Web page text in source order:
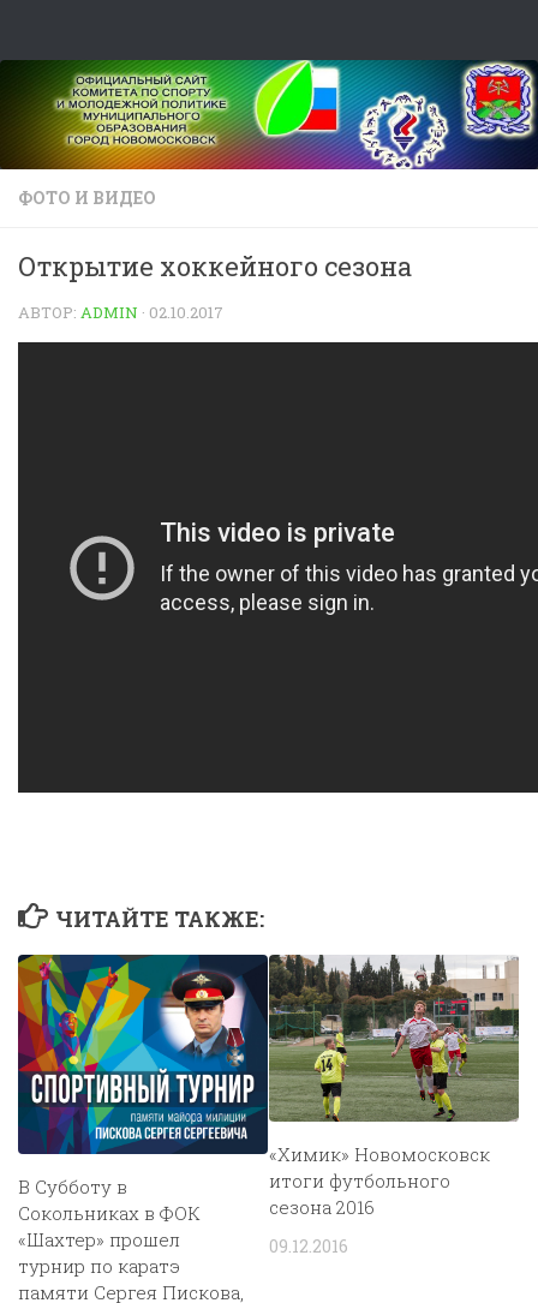
ФОТО И ВИДЕО
Открытие хоккейного сезона
АВТОР: ADMIN · 02.10.2017
ЧИТАЙТЕ ТАКЖЕ:
В Субботу в
Сокольниках в ФОК
«Шахтер» прошел
турнир по каратэ
памяти Сергея Пискова,
«Химик» Новомосковск
итоги футбольного
сезона 2016
09.12.2016